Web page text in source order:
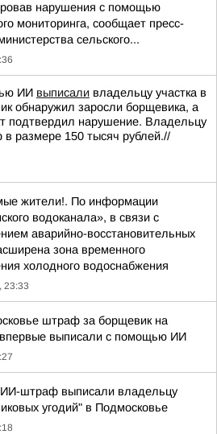
нарушения с помощью
мониторинга, сообщает пресс-
сельского...
ИИ выписали владельцу участка в
обнаружил заросли борщевика, а
подтвердил нарушение. Владельцу
размере 150 тысяч рублей.//
жители!. По информации
водоканала», в связи с
аварийно-восстановительных
зона временного
холодного водоснабжения
23:33
штраф за борщевик на
впервые выписали с помощью ИИ
штраф выписали владельцу
угодий" в Подмосковье